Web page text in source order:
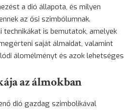
a dió állapota, és milyen
az ősi szimbólumnak.
is bemutatok, amelyek
saját álmaidat, valamint
álomélményt és azok lehetséges
az álmokban
dió gazdag szimbolikával